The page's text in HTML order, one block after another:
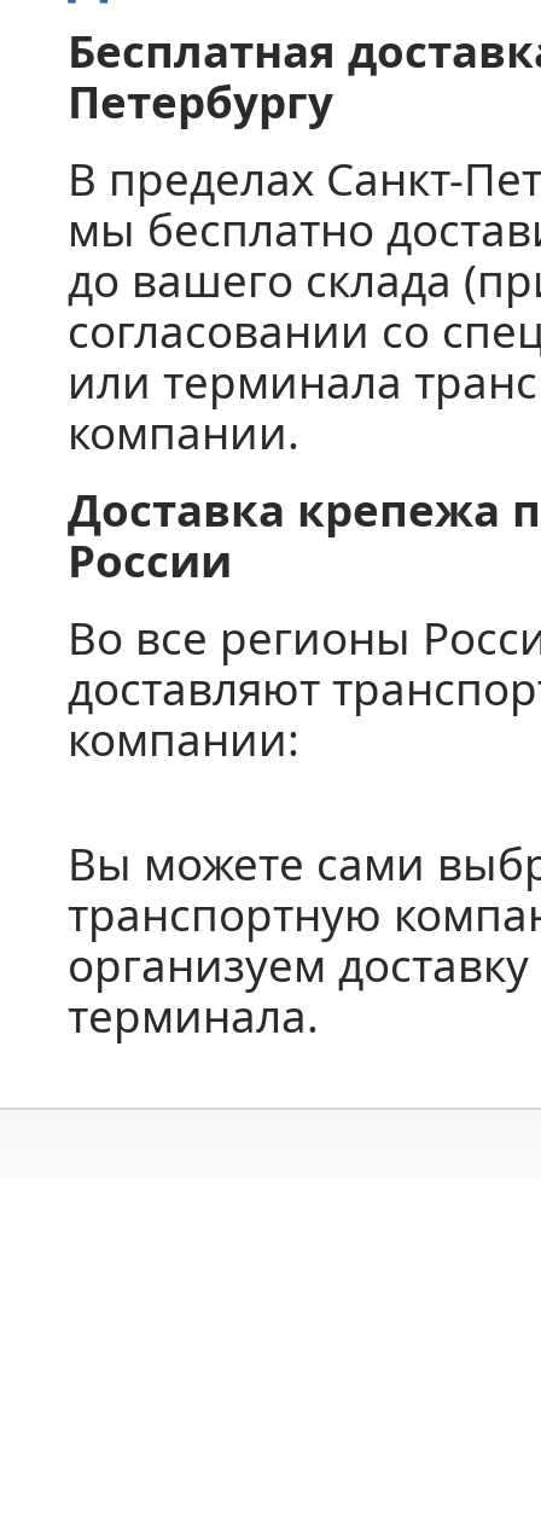
Бесплатная
Петербургу
В пределах Санкт-
мы бесплатно
до вашего склада
согласовании со
или терминала
компании.
Доставка крепежа
России
Во все регионы
доставляют
компании:
Вы можете сами
транспортную
организуем
терминала.